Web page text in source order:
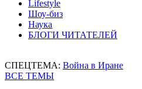
Lifestyle
Шоу-биз
Наука
БЛОГИ ЧИТАТЕЛЕЙ
СПЕЦТЕМА: Война в Иране
ВСЕ ТЕМЫ